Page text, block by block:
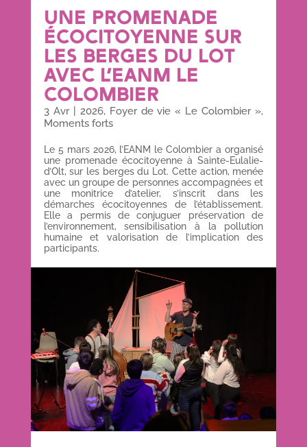
UNE PROMENADE
ÉCOCITOYENNE SUR
LES BERGES DU LOT
AVEC L’EANM LE
COLOMBIER
3 Avr| 2026, Foyer de vie « Le Colombier »,
Moments forts
Le 5 mars 2026, l’EANM le Colombier a organisé
une promenade écocitoyenne à Sainte-Eulalie-
d’Olt, sur les berges du Lot. Cette action, menée
avec un groupe de personnes accompagnées et
une monitrice d’atelier, s’inscrit dans les
démarches écocitoyennes de l’établissement.
Elle a permis de conjuguer préservation de
l’environnement, sensibilisation à la pollution
humaine et valorisation de l’implication des
participants.